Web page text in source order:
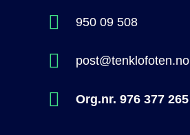
950 09 508
post@tenklofoten.no
Org.nr. 976 377 265